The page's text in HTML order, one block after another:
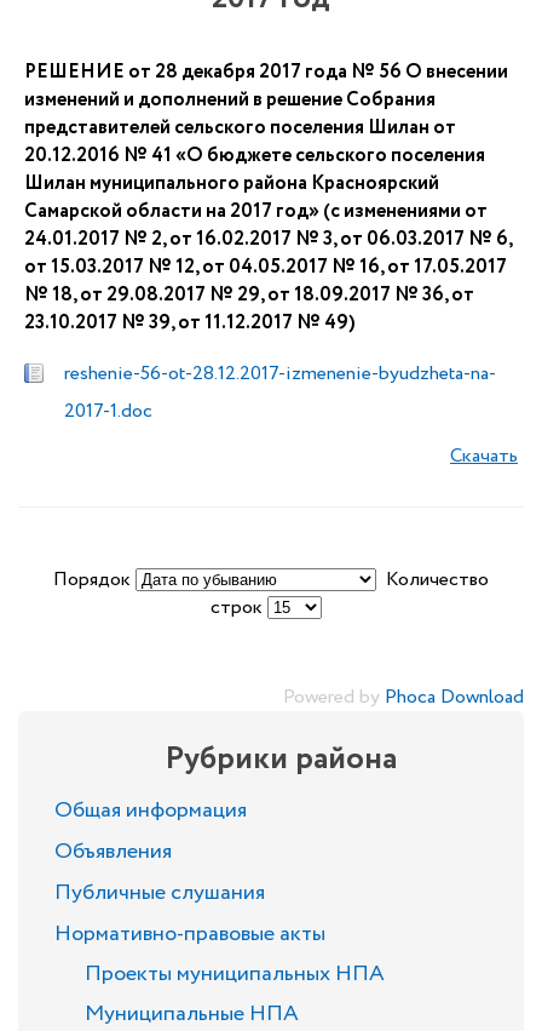
РЕШЕНИЕ от 28 декабря 2017 года № 56 О внесении
изменений и дополнений в решение Собрания
представителей сельского поселения Шилан от
20.12.2016 № 41 «О бюджете сельского поселения
Шилан муниципального района Красноярский
Самарской области на 2017 год» (с изменениями от
24.01.2017 № 2, от 16.02.2017 № 3, от 06.03.2017 № 6,
от 15.03.2017 № 12, от 04.05.2017 № 16, от 17.05.2017
№ 18, от 29.08.2017 № 29, от 18.09.2017 № 36, от
23.10.2017 № 39, от 11.12.2017 № 49)
reshenie-56-ot-28.12.2017-izmenenie-byudzheta-na-
2017-1.doc
Скачать
Порядок
Количество
строк
Powered by Phoca Download
Рубрики района
Общая информация
Объявления
Публичные слушания
Нормативно-правовые акты
Проекты муниципальных НПА
Муниципальные НПА